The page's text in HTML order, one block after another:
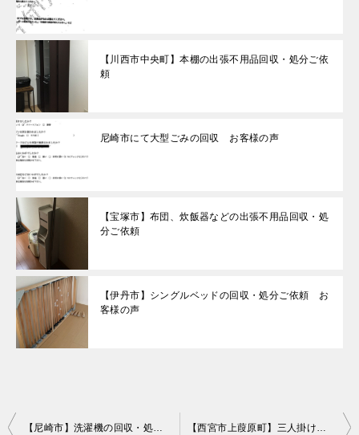
【川西市中央町】本棚の出張不用品回収・処分ご依
頼
尼崎市にて大型ごみの回収 お客様の声
【宝塚市】布団、炊飯器などの出張不用品回収・処
分ご依頼
【伊丹市】シングルベッドの回収・処分ご依頼 お
客様の声
投
【尼崎市】洗濯機の回収・処分ご依頼 お客様の声 【西宮市上葭原町】三人掛けソファーの回収・処分ご依頼 お客様の声